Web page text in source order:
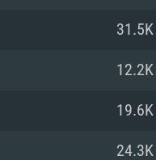
터넷
(최소 클라이언
성능을 가지는
도: 720p
터넷
(최소 클라이언
최신 그래픽
만; 최소사양
31.5K
12.2K
19.6K
24.3K